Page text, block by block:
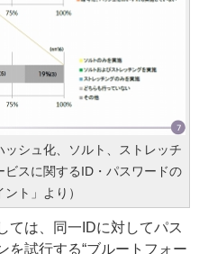
シュ化、ソルト、ストレッチ
スに関するID・パスワードの
ト」より）
は、同一IDに対してパス
を試行する“ブルートフォー